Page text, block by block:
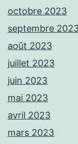
octobre 2023
septembre
août 2023
juillet 2023
juin 2023
mai 2023
avril 2023
mars 2023